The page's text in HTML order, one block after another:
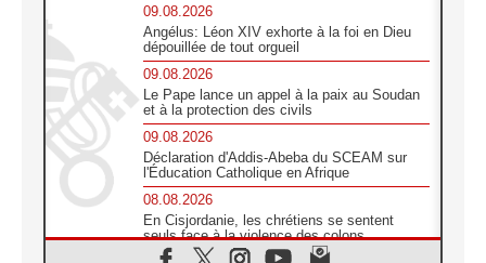
09.08.2026
Angélus: Léon XIV exhorte à la foi en Dieu
dépouillée de tout orgueil
09.08.2026
Le Pape lance un appel à la paix au Soudan
et à la protection des civils
09.08.2026
Déclaration d'Addis-Abeba du SCEAM sur
l'Éducation Catholique en Afrique
08.08.2026
En Cisjordanie, les chrétiens se sentent
seuls face à la violence des colons